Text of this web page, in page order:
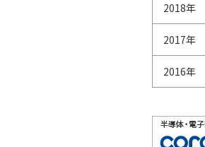
2018年
2017年
2016年